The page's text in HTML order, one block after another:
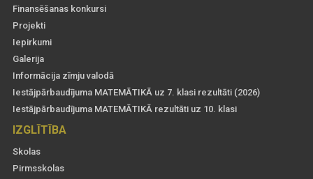
Finansēšanas konkursi
Projekti
Iepirkumi
Galerija
Informācija zīmju valodā
Iestājpārbaudījuma MATEMĀTIKĀ uz 7. klasi rezultāti (2026)
Iestājpārbaudījuma MATEMĀTIKĀ rezultāti uz 10. klasi
IZGLĪTĪBA
Skolas
Pirmsskolas